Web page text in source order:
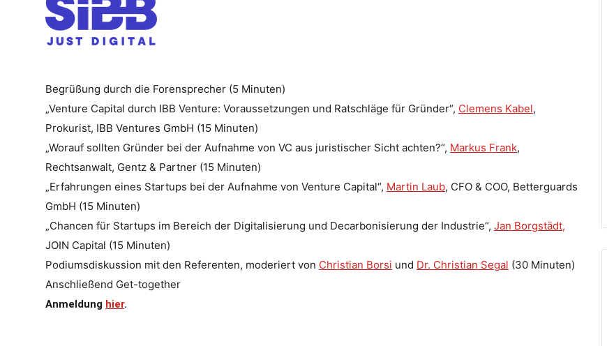
Begrüßung durch die Forensprecher (5 Minuten)
„Venture Capital durch IBB Venture: Voraussetzungen und Ratschläge für Gründer“, Clemens Kabel,
Prokurist, IBB Ventures GmbH (15 Minuten)
„Worauf sollten Gründer bei der Aufnahme von VC aus juristischer Sicht achten?“, Markus Frank,
Rechtsanwalt, Gentz & Partner (15 Minuten)
„Erfahrungen eines Startups bei der Aufnahme von Venture Capital“, Martin Laub, CFO & COO, Betterguards
GmbH (15 Minuten)
„Chancen für Startups im Bereich der Digitalisierung und Decarbonisierung der Industrie“, Jan Borgstädt,
JOIN Capital (15 Minuten)
Podiumsdiskussion mit den Referenten, moderiert von Christian Borsi und Dr. Christian Segal (30 Minuten)
Anschließend Get-together
Anmeldung hier.